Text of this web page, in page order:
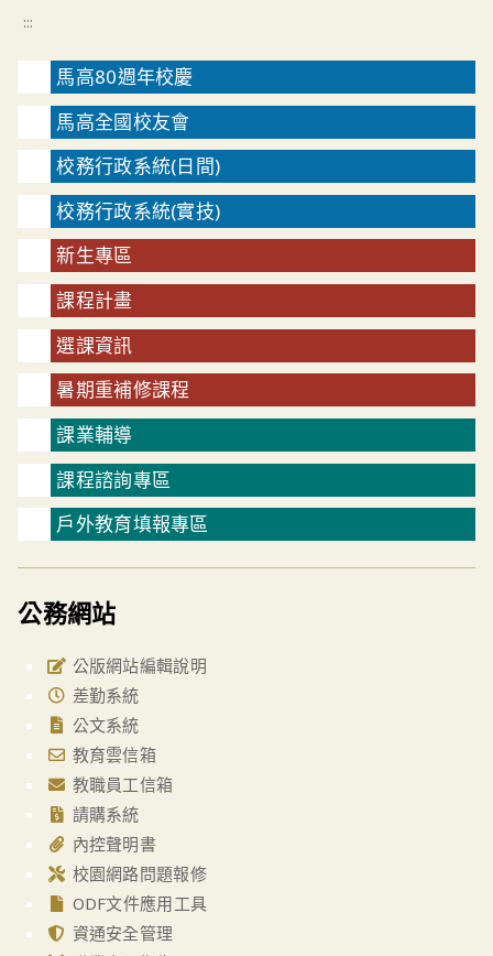
:::
馬高80週年校慶
馬高全國校友會
校務行政系統(日間)
校務行政系統(實技)
新生專區
課程計畫
選課資訊
暑期重補修課程
課業輔導
課程諮詢專區
戶外教育填報專區
公務網站
公版網站編輯說明
差勤系統
公文系統
教育雲信箱
教職員工信箱
請購系統
內控聲明書
校園網路問題報修
ODF文件應用工具
資通安全管理